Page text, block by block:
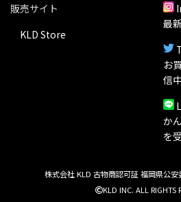
販売サイト
KLD Store
最
お
信
か
を
株式会社 KLD 古物商認可証 福岡県公
KLD INC. ALL RIGHTS